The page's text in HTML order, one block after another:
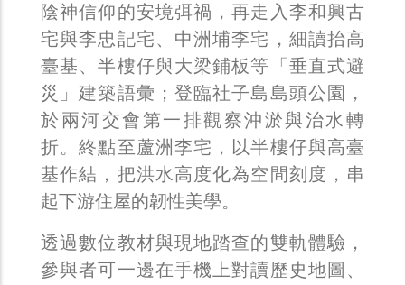
陰神信仰的安境弭禍，再走入李和興古
宅與李忠記宅、中洲埔李宅，細讀抬高
臺基、半樓仔與大梁鋪板等「垂直式避
災」建築語彙；登臨社子島島頭公園，
於兩河交會第一排觀察沖淤與治水轉
折。終點至蘆洲李宅，以半樓仔與高臺
基作結，把洪水高度化為空間刻度，串
起下游住屋的韌性美學。
透過數位教材與現地踏查的雙軌體驗，
參與者可一邊在手機上對讀歷史地圖、